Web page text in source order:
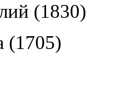
(1830)
(1705)